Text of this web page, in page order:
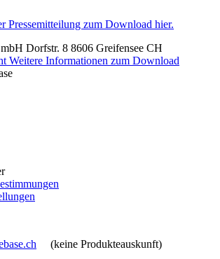
Pressemitteilung zum Download hier.
Dorfstr. 8 8606 Greifensee CH
Weitere Informationen zum Download
(keine Produkteauskunft)